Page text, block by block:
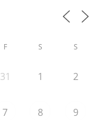
F S S
31 1 2
7 8 9